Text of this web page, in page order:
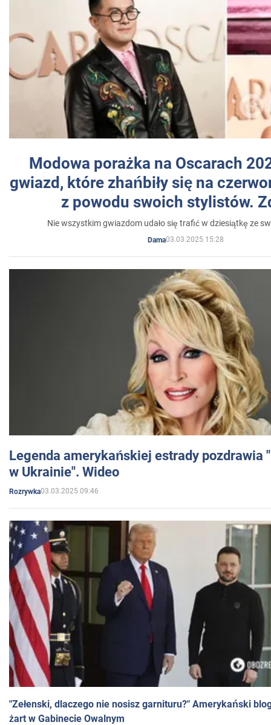
Modowa porażka na Oscarach
gwiazd, które zhańbiły się na
z powodu swoich stylistów.
Nie wszystkim gwiazdom udało się trafić w dziesiątkę ze
Dama03.03.2025 15:28
Legenda amerykańskiej estrady pozdrawia
w Ukrainie". Wideo
Rozrywka03.03.2025 09:46
"Zełenski, dlaczego nie nosisz garnituru?" Amerykański
żart w Gabinecie Owalnym